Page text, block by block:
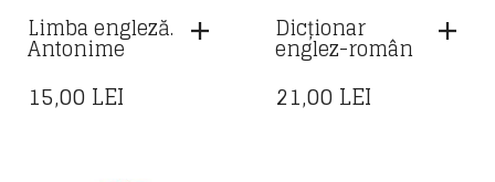
Limba engleză.
Antonime
15,00 LEI
Dicționar
englez-român
21,00 LEI